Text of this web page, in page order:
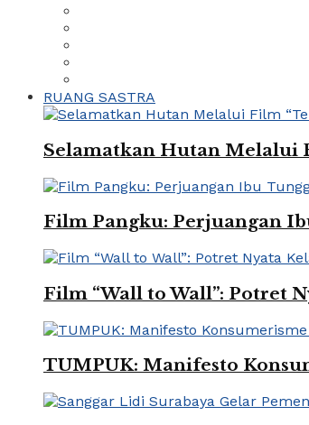
RUANG SASTRA
Selamatkan Hutan Melalui
Film Pangku: Perjuangan
Film “Wall to Wall”: Potret
TUMPUK: Manifesto